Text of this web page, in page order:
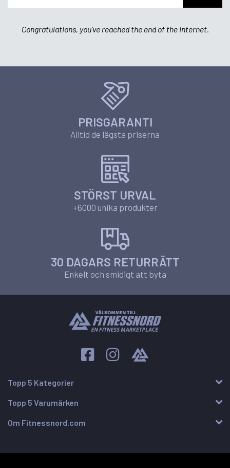
Congratulations, you've reached the end of the internet.
PRISGARANTI
Alltid de lägsta priserna
STÖRST URVAL
+6000 unika produkter
30 DAGARS RETURRÄTT
Enkelt och smidigt att byta
Topp 5 Kategorier
Topp 5 Varumärken
Om Fitnessnord.com